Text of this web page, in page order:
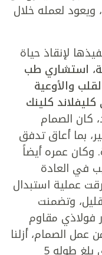
لعمله خلال
لإنقاذ حياة
استشاري طب
والأوعية
كلينك
كان الصمام
بما أعاق تدفق
وكان عمره أيضاً
في العادة
عملية استبدال
وتضمنت
فولاذي مقاوم
عمل الصمام، أزلنا